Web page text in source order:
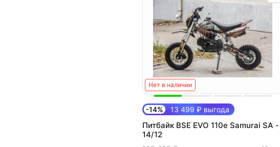
Нет в наличии
-14% 13 499 ₽ выгода
Питбайк BSE EVO 110e Samurai SA -
14/12